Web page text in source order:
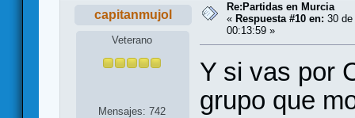
capitanmujol
Veterano
Mensajes: 742
Re:Partidas en Murcia
« Respuesta #10 en: 30
00:13:59 »
Y si vas por
grupo que